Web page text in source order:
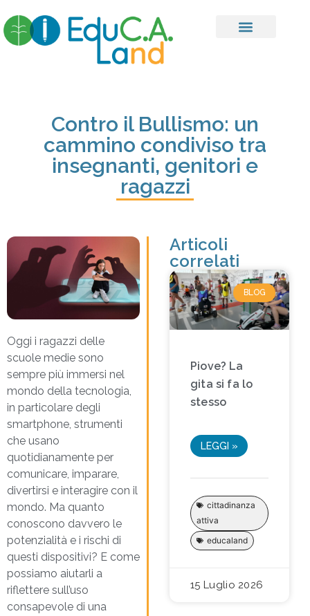
Contro il Bullismo: un
cammino condiviso tra
insegnanti, genitori e
ragazzi
Oggi i ragazzi delle
scuole medie sono
sempre più immersi nel
mondo della tecnologia,
in particolare degli
smartphone, strumenti
che usano
quotidianamente per
comunicare, imparare,
divertirsi e interagire con il
mondo. Ma quanto
conoscono davvero le
potenzialità e i rischi di
questi dispositivi? E come
possiamo aiutarli a
riflettere sull’uso
consapevole di una
Articoli
correlati
BLOG
Piove? La
gita si fa lo
stesso
LEGGI »
cittadinanza
attiva
educaland
15 Luglio 2026